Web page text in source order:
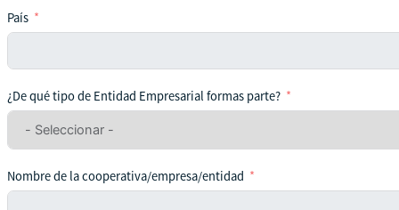
País
¿De qué tipo de Entidad Empresarial formas parte?
Nombre de la cooperativa/empresa/entidad